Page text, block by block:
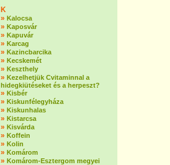
K
» Kalocsa
» Kaposvár
» Kapuvár
» Karcag
» Kazincbarcika
» Kecskemét
» Keszthely
» Kezelhetjük Cvitaminnal a
hidegkiütéseket és a herpeszt?
» Kisbér
» Kiskunfélegyháza
» Kiskunhalas
» Kistarcsa
» Kisvárda
» Koffein
» Kolin
» Komárom
» Komárom-Esztergom megyei